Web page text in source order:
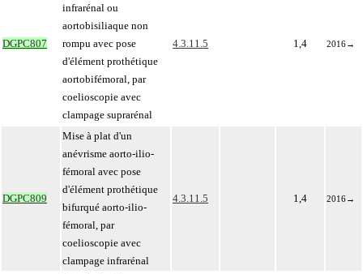
DGPC807
infrarénal ou
aortobisiliaque non
rompu avec pose
d'élément prothétique
aortobifémoral, par
coelioscopie avec
clampage suprarénal
4.3.11.5 1,4 2016→
DGPC809
Mise à plat d'un
anévrisme aorto-ilio-
fémoral avec pose
d'élément prothétique
bifurqué aorto-ilio-
fémoral, par
coelioscopie avec
clampage infrarénal
4.3.11.5 1,4 2016→